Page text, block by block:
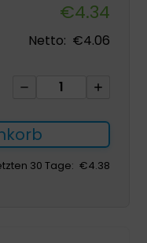
€4.34
Netto: €4.06
Zetuvit
10*20cm
1Stück
Menge
30 Tage: €4.38